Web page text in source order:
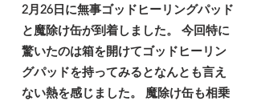
2月26日に無事ゴッドヒーリングパッド
と魔除け缶が到着しました。 今回特に
驚いたのは箱を開けてゴッドヒーリン
グパッドを持ってみるとなんとも言え
ない熱を感じました。 魔除け缶も相乗